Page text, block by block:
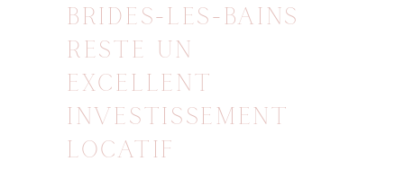
BRIDES-LES-BAINS
RESTE UN
EXCELLENT
INVESTISSEMENT
LOCATIF